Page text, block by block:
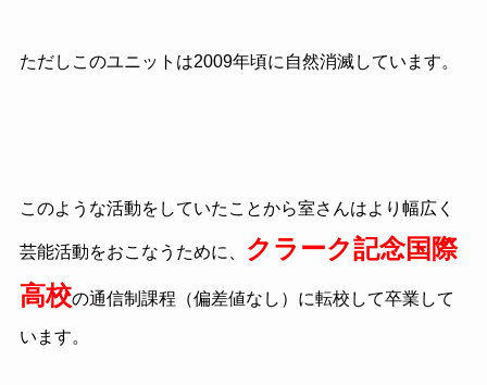
ただしこのユニットは2009年頃に自然消滅しています。
このような活動をしていたことから室さんはより幅広く
芸能活動をおこなうために、
クラーク記念国際
高校の通信制課程（偏差値なし）に転校して卒業して
います。